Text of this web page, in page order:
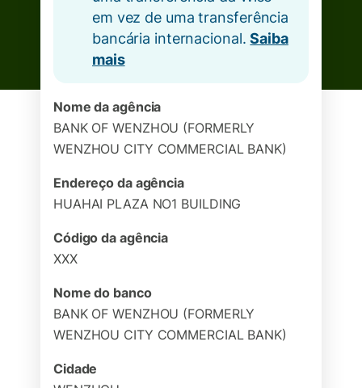
em vez de uma transferência
bancária internacional.Saiba
mais
Nome da agência
BANK OF WENZHOU (FORMERLY
WENZHOU CITY COMMERCIAL BANK)
Endereço da agência
HUAHAI PLAZA NO1 BUILDING
Código da agência
XXX
Nome do banco
BANK OF WENZHOU (FORMERLY
WENZHOU CITY COMMERCIAL BANK)
Cidade